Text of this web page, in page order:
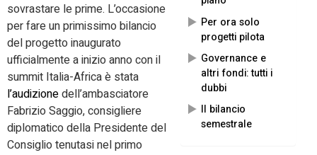
Per ora solo
progetti pilota
Governance e
altri fondi: tutti i
dubbi
Il bilancio
semestrale
sovrastare le prime. L’occasione
per fare un primissimo bilancio
del progetto inaugurato
ufficialmente a inizio anno con il
summit Italia-Africa è stata
l’audizionedell’ambasciatore
Fabrizio Saggio, consigliere
diplomatico della Presidente del
Consiglio tenutasi nel primo